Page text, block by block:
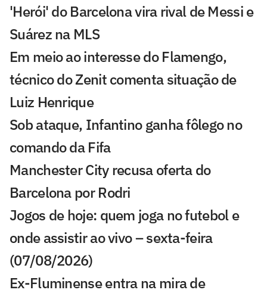
'Herói' do Barcelona vira rival de Messi e
Suárez na MLS
Em meio ao interesse do Flamengo,
técnico do Zenit comenta situação de
Luiz Henrique
Sob ataque, Infantino ganha fôlego no
comando da Fifa
Manchester City recusa oferta do
Barcelona por Rodri
Jogos de hoje: quem joga no futebol e
onde assistir ao vivo – sexta-feira
(07/08/2026)
Ex-Fluminense entra na mira de